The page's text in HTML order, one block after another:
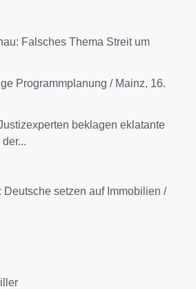
Falsches Thema Streit um
Programmplanung / Mainz, 16.
beklagen eklatante
Deutsche setzen auf Immobilien /